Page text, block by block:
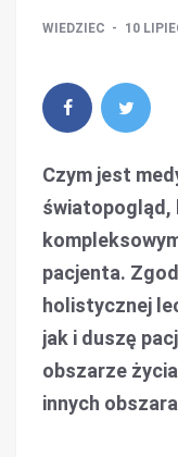
WIEDZIEC 10
Czym jest
światopogląd,
pacjenta.
holistycznej
jak i duszę
obszarze
innych